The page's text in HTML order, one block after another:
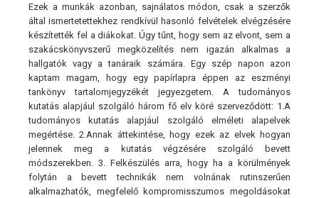
Ezek a munkák azonban, sajnálatos módon, csak a szerzők
által ismertetettekhez rendkívül hasonló felvételek elvégzésére
készítették fel a diákokat. Úgy tűnt, hogy sem az elvont, sem a
szakácskönyvszerű megközelítés nem igazán alkalmas a
hallgatók vagy a tanáraik számára. Egy szép napon azon
kaptam magam, hogy egy papírlapra éppen az eszményi
tankönyv tartalomjegyzékét jegyezgetem. A tudományos
kutatás alapjául szolgáló három fő elv köré szerveződött: 1.A
tudományos kutatás alapjául szolgáló elméleti alapelvek
megértése. 2.Annak áttekintése, hogy ezek az elvek hogyan
jelennek meg a kutatás végzésére szolgáló bevett
módszerekben. 3. Felkészülés arra, hogy ha a körülmények
folytán a bevett technikák nem volnának rutinszerűen
alkalmazhatók, megfelelő kompromisszumos megoldásokat